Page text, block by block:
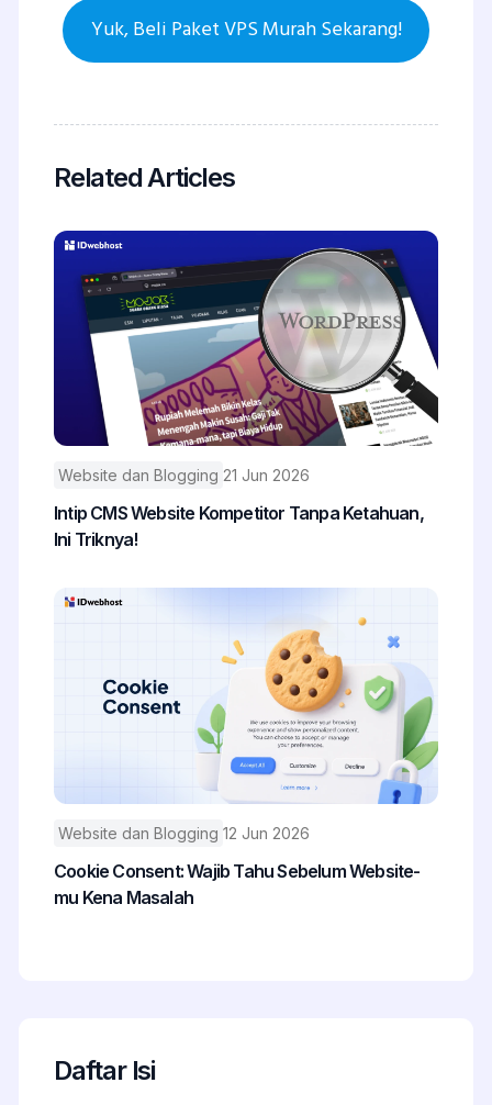
Yuk, Beli Paket VPS Murah Sekarang!
Related Articles
Website dan Blogging 21 Jun 2026
Intip CMS Website Kompetitor Tanpa Ketahuan,
Ini Triknya!
Website dan Blogging 12 Jun 2026
Cookie Consent: Wajib Tahu Sebelum Website-
mu Kena Masalah
Daftar Isi